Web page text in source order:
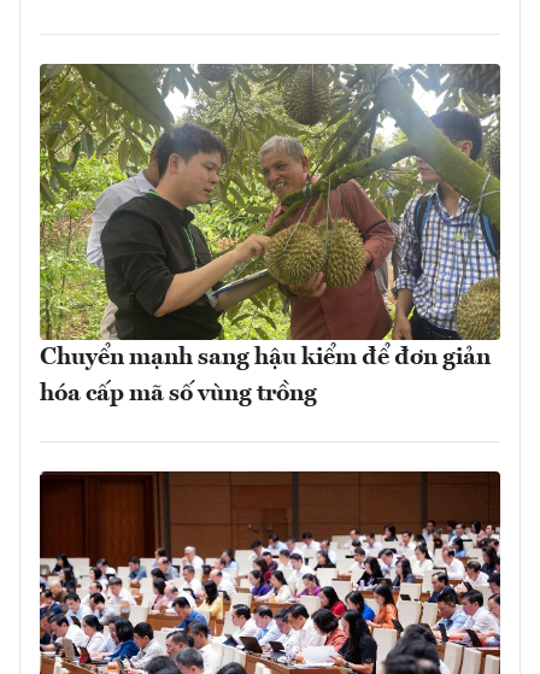
Chuyển mạnh sang hậu kiểm để đơn giản
hóa cấp mã số vùng trồng